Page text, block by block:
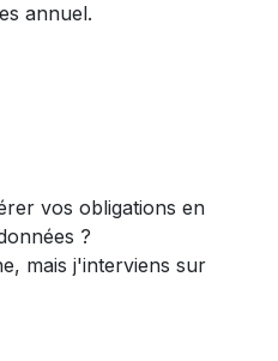
annuel.
vos obligations en
?
mais j'interviens sur